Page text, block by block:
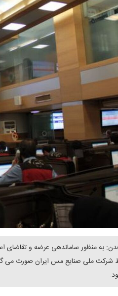
به منظور ساماندهی عرضه و تقاضای
ملی صنایع مس ایران صورت می